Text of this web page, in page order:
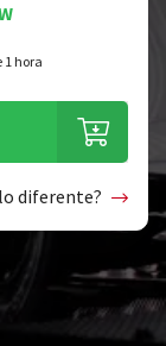
1 hora
diferente?